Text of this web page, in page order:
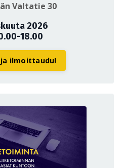
Valtatie 30
2026
18.00
ja ilmoittaudu!